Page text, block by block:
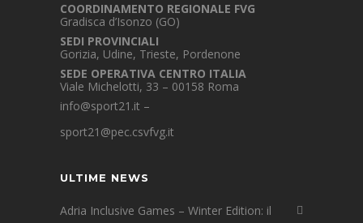
COORDINAMENTO REGIONALE FVG
Gradisca d’Isonzo (GO)
SEDI PROVINCIALI
Gorizia, Udine, Trieste, Pordenone
SEDE OPERATIVA CENTRO ITALIA
Viale Michelotti, 33 – 00158 Roma
info@sport21.it –
sport21@pec.csvfvg.it
ULTIME NEWS
Adria Inclusive Games – Winter Edition: il